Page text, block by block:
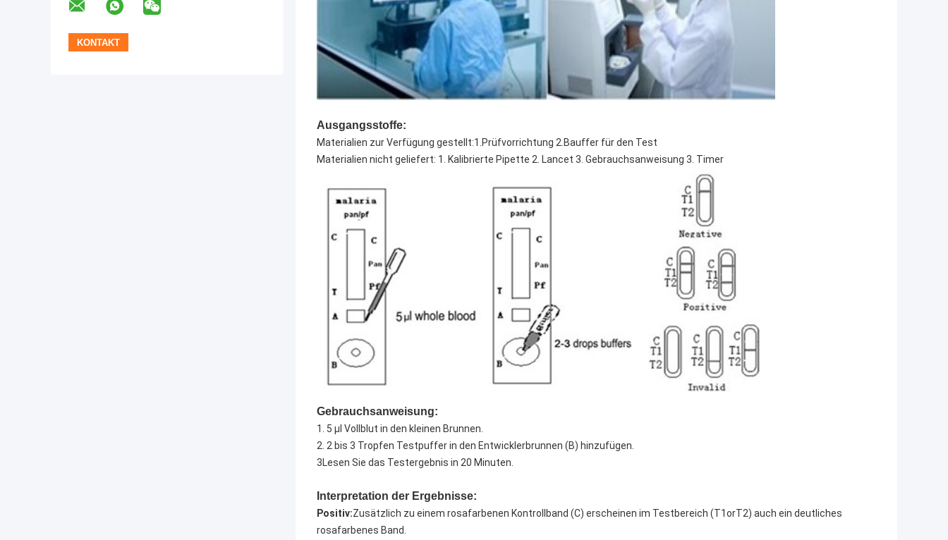
Ausgangsstoffe:
Materialien zur Verfügung gestellt:1.Prüfvorrichtung 2.Bauffer für den Test
Materialien nicht geliefert: 1. Kalibrierte Pipette 2. Lancet 3. Gebrauchsanweisung 3. Timer
Gebrauchsanweisung:
1. 5 μl Vollblut in den kleinen Brunnen.
2. 2 bis 3 Tropfen Testpuffer in den Entwicklerbrunnen (B) hinzufügen.
3Lesen Sie das Testergebnis in 20 Minuten.
Interpretation der Ergebnisse:
Positiv:Zusätzlich zu einem rosafarbenen Kontrollband (C) erscheinen im Testbereich (T1orT2) auch ein deutliches
rosafarbenes Band.